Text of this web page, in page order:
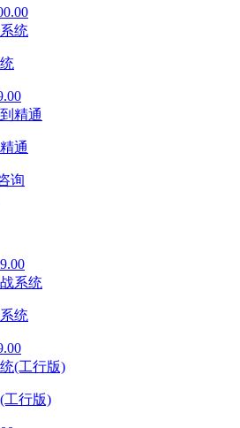
通
询
统
工行版)